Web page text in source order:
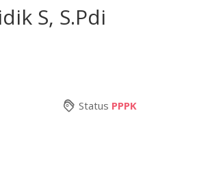
S, S.Pdi
Status PPPK